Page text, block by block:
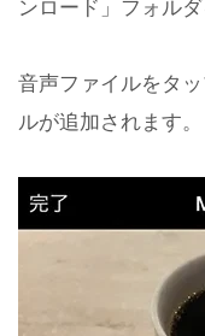
ンロード」フォル
音声ファイルをタ
ルが追加されます。